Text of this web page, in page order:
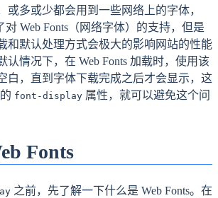
或多或少都会用到一些网络上的字体，
对 Web Fonts（网络字体）的支持，但是
和默认处理方式会极大的影响网站的性能
认情况下，在 Web Fonts 加载时，使用该
白，直到字体下载完成之后才会显示，这
font-display 属性，就可以避免这个问
Fonts
之前，先了解一下什么是 Web Fonts。在